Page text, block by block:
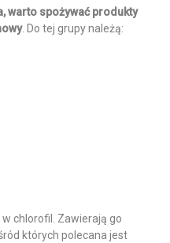
warto spożywać produkty
. Do tej grupy należą:
chlorofil. Zawierają go
których polecana jest